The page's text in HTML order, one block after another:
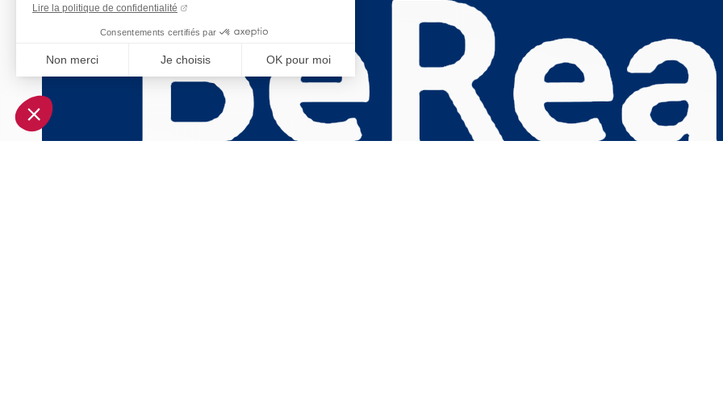
Lire la politique de confidentialité
Consentements certifiés par
Non merci Je choisis OK pour moi
Plateforme de Gestion du Consentement : Personnalisez vos Options
Notre plateforme vous permet d'adapter et de gérer vos paramètres de confidentialité, en garantissant la conformité avec